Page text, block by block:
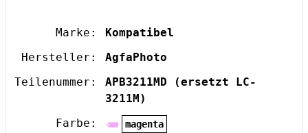
Marke:
Kompatibel
Hersteller:
AgfaPhoto
Teilenummer:
APB3211MD
(ersetzt LC-
3211M)
Farbe:
magenta